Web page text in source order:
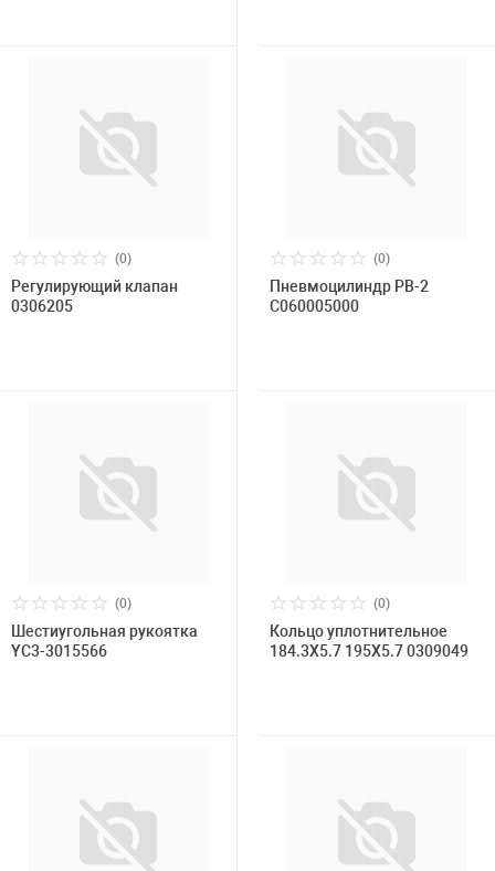
(0)
Регулирующий клапан
0306205
(0)
Пневмоцилиндр РВ-2
C060005000
(0)
Шестиугольная рукоятка
YC3-3015566
(0)
Кольцо уплотнительное
184.3X5.7 195X5.7 0309049